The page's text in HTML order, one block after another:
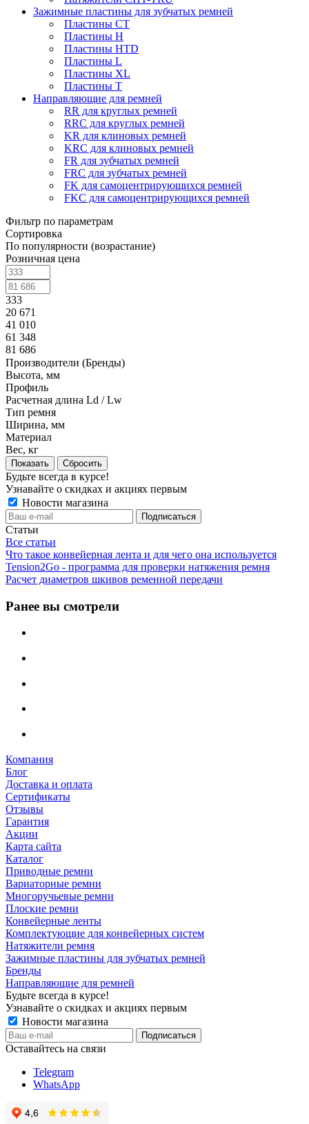
Зажимные пластины для зубчатых ремней
Пластины CT
Пластины H
Пластины HTD
Пластины L
Пластины XL
Пластины T
Направляющие для ремней
RR для круглых ремней
RRC для круглых ремней
KR для клиновых ремней
KRC для клиновых ремней
FR для зубчатых ремней
FRC для зубчатых ремней
FK для самоцентрирующихся ремней
FKC для самоцентрирующихся ремней
Фильтр по параметрам
Сортировка
По популярности (возрастание)
Розничная цена
333
20 671
41 010
61 348
81 686
Производители (Бренды)
Высота, мм
Профиль
Расчетная длина Ld / Lw
Тип ремня
Ширина, мм
Материал
Вес, кг
Сбросить
Будьте всегда в курсе!
Узнавайте о скидках и акциях первым
Новости магазина
Статьи
Все статьи
Что такое конвейерная лента и для чего она используется
Tension2Go - программа для проверки натяжения ремня
Расчет диаметров шкивов ременной передачи
Ранее вы смотрели
Компания
Блог
Доставка и оплата
Сертификаты
Отзывы
Гарантия
Акции
Карта сайта
Каталог
Приводные ремни
Вариаторные ремни
Многоручьевые ремни
Плоские ремни
Конвейерные ленты
Комплектующие для конвейерных систем
Натяжители ремня
Зажимные пластины для зубчатых ремней
Бренды
Направляющие для ремней
Будьте всегда в курсе!
Узнавайте о скидках и акциях первым
Новости магазина
Оставайтесь на связи
Telegram
WhatsApp